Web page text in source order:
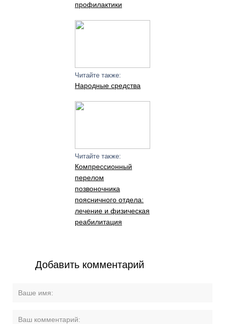
профилактики
Читайте также:
Народные средства
Читайте также:
Компрессионный
перелом
позвоночника
поясничного отдела:
лечение и физическая
реабилитация
Добавить комментарий